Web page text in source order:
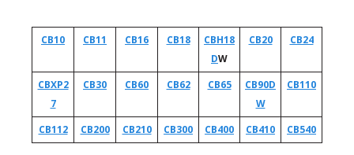
CB10 CB11 CB16 CB18
CBH18
DW
CB20 CB24
CBXP2
7
CB30 CB60 CB62 CB65
CB90D
W
CB110
CB112 CB200 CB210 CB300 CB400 CB410 CB540